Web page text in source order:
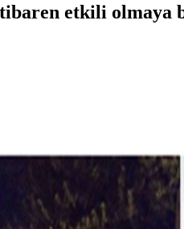
etkili olmaya